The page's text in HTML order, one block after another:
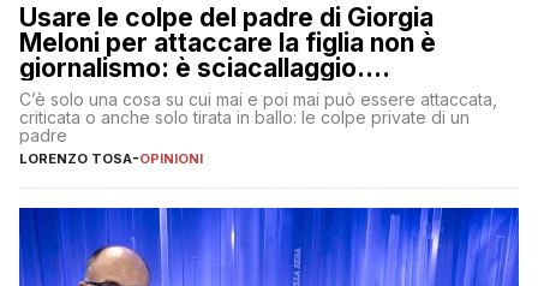
Usare le colpe del padre di Giorgia
Meloni per attaccare la figlia non è
giornalismo: è sciacallaggio.
Dimostriamo di essere diversi
C’è solo una cosa su cui mai e poi mai può essere attaccata,
criticata o anche solo tirata in ballo: le colpe private di un
padre
LORENZO TOSA-OPINIONI